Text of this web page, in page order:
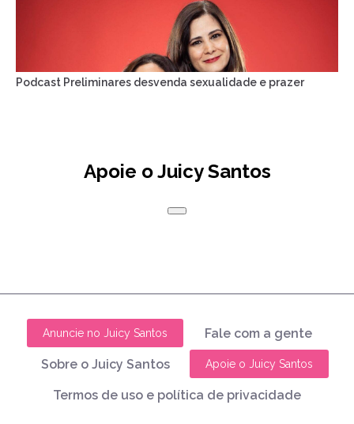
Podcast Preliminares desvenda sexualidade e prazer
Apoie o Juicy Santos
Anuncie no Juicy Santos Fale com a gente
Sobre o Juicy Santos Apoie o Juicy Santos
Termos de uso e política de privacidade